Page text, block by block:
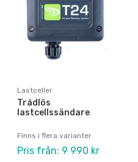
Lastceller
Trådlös
lastcellssändare
Finns i flera varianter
Pris från: 9 990 kr